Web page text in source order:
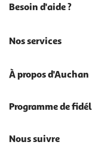
Besoin d'aide ?
Nos services
À propos d'Auchan
Programme de
Nous suivre